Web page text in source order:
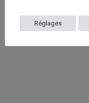
Navigation
de
PREVIOUS
Réglages